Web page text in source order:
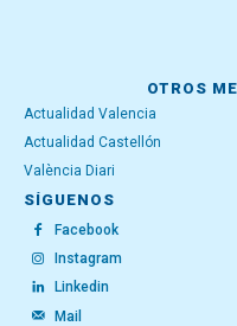
OTROS
Actualidad Valencia
Actualidad Castellón
València Diari
SÍGUENOS
Facebook
Instagram
Linkedin
Mail